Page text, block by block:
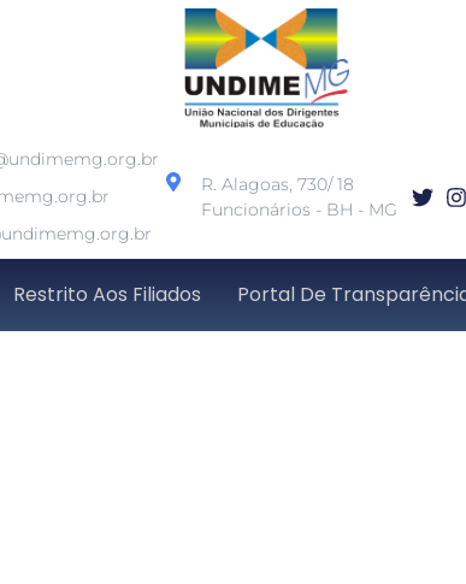
R. Alagoas, 730/ 18
Funcionários - BH - MG
Restrito Aos Filiados Portal De